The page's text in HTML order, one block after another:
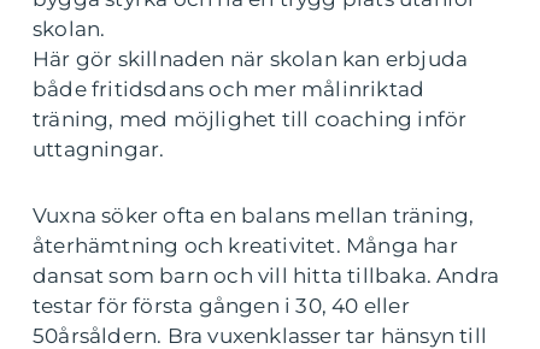
skolan.
Här gör skillnaden när skolan kan erbjuda
både fritidsdans och mer målinriktad
träning, med möjlighet till coaching inför
uttagningar.
Vuxna söker ofta en balans mellan träning,
återhämtning och kreativitet. Många har
dansat som barn och vill hitta tillbaka. Andra
testar för första gången i 30, 40 eller
50årsåldern. Bra vuxenklasser tar hänsyn till